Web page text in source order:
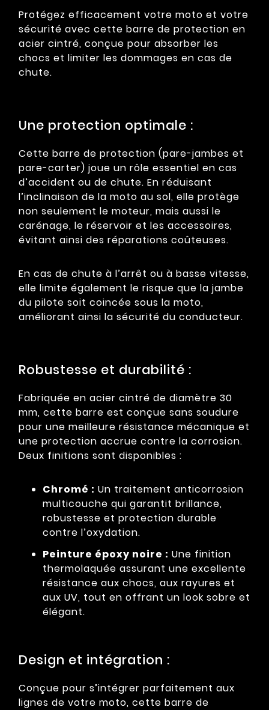
Protégez efficacement votre moto et votre
sécurité avec cette barre de protection en
acier cintré, conçue pour absorber les
chocs et limiter les dommages en cas de
chute.
Une protection optimale :
Cette barre de protection (pare-jambes et
pare-carter) joue un rôle essentiel en cas
d’accident ou de chute. En réduisant
l’inclinaison de la moto au sol, elle protège
non seulement le moteur, mais aussi le
carénage, le réservoir et les accessoires,
évitant ainsi des réparations coûteuses.
En cas de chute à l’arrêt ou à basse vitesse,
elle limite également le risque que la jambe
du pilote soit coincée sous la moto,
améliorant ainsi la sécurité du conducteur.
Robustesse et durabilité :
Fabriquée en acier cintré de diamètre 30
mm, cette barre est conçue sans soudure
pour une meilleure résistance mécanique et
une protection accrue contre la corrosion.
Deux finitions sont disponibles :
Chromé : Un traitement anticorrosion
multicouche qui garantit brillance,
robustesse et protection durable
contre l’oxydation.
Peinture époxy noire : Une finition
thermolaquée assurant une excellente
résistance aux chocs, aux rayures et
aux UV, tout en offrant un look sobre et
élégant.
Design et intégration :
Conçue pour s’intégrer parfaitement aux
lignes de votre moto, cette barre de